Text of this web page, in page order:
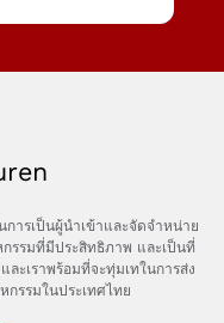
ารเป็นผู้นำเข้าและจัดจำหน่าย
รรมที่มีประสิทธิภาพ และเป็นที่
ละเราพร้อมที่จะทุ่มเทในการส่ง
รรมในประเทศไทย